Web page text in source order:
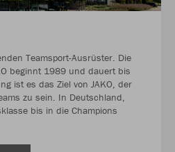
Teamsport-Ausrüster. Die
beginnt 1989 und dauert bis
ist es das Ziel von JAKO, der
zu sein. In Deutschland,
bis in die Champions